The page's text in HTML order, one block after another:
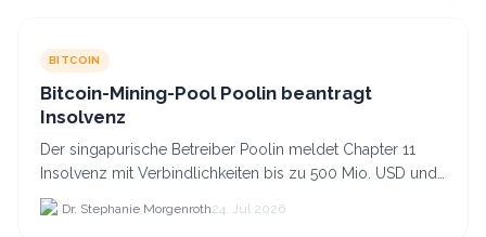
BITCOIN
Bitcoin-Mining-Pool Poolin beantragt
Insolvenz
Der singapurische Betreiber Poolin meldet Chapter 11
Insolvenz mit Verbindlichkeiten bis zu 500 Mio. USD und
plant den Verkauf zweier Texas-Standorte für.
Dr. Stephanie Morgenroth24. Jul 2026